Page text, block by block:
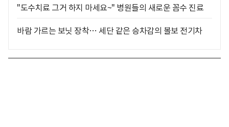
"도수치료 그거 하지 마세요~" 병원들의 새로운 꼼수 진료
바람 가르는 보닛 장착… 세단 같은 승차감의 볼보 전기차